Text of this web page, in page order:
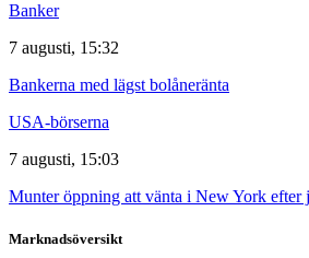
Banker
7 augusti, 15:32
Bankerna med lägst bolåneränta
USA-börserna
7 augusti, 15:03
Munter öppning att vänta i New York efter
Marknadsöversikt